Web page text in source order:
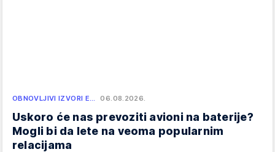
OBNOVLJIVI IZVORI E… 06.08.2026.
Uskoro će nas prevoziti avioni na baterije?
Mogli bi da lete na veoma popularnim
relacijama